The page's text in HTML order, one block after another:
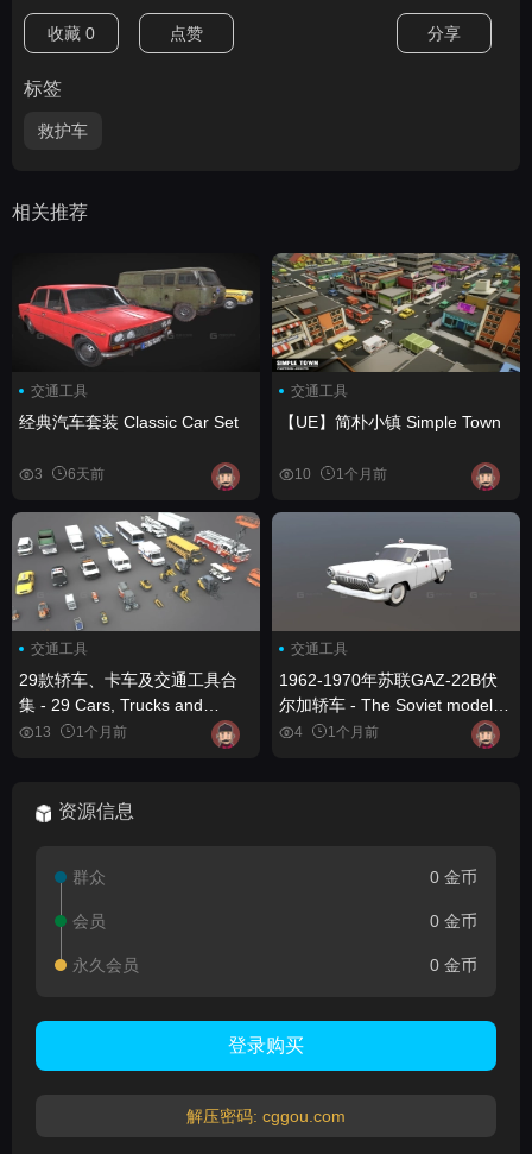
收藏 0 点赞 分享
标签
救护车
相关推荐
交通工具
经典汽车套装 Classic Car Set
3 6天前
交通工具
【UE】简朴小镇 Simple Town
10 1个月前
交通工具
29款轿车、卡车及交通工具合
集 - 29 Cars, Trucks and
Vehicles
13 1个月前
交通工具
1962-1970年苏联GAZ-22B伏
尔加轿车 - The Soviet model
GAZ-22B Volga of 1962-1970
4 1个月前
资源信息
群众 0 金币
会员 0 金币
永久会员 0 金币
登录购买
解压密码: cggou.com